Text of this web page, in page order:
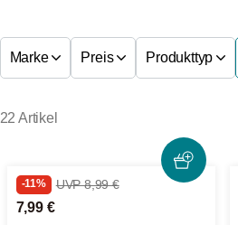
Marke Preis Produkttyp
22 Artikel
-11% UVP 8,99 €
7,99 €